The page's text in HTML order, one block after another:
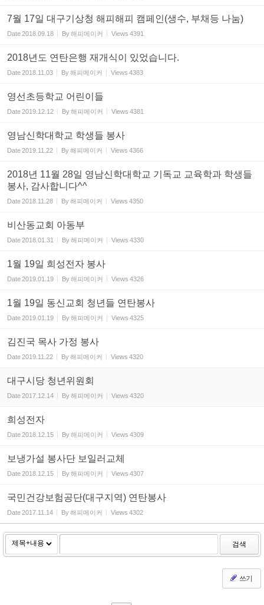
7월 17일 대구기상청 해피해피 캠페인(생수, 부채등 나눔)
Date2018.09.18 By해피메이커 Views 4391
2018년도 연탄은행 재개식이 있었습니다.
Date2018.11.03 By해피메이커 Views 4383
영선초등학교 어린이들
Date2019.12.12 By해피메이커 Views 4381
영남신학대학교 학생들 봉사
Date2019.11.22 By해피메이커 Views 4366
2018년 11월 28일 영남신학대학교 기독교 교육학과 학생들
봉사, 감사합니다^^
Date2018.11.28 By해피메이커 Views 4350
비산동교회 아동부
Date2018.01.31 By해피메이커 Views 4330
1월 19일 희성전자 봉사
Date2019.01.19 By해피메이커 Views 4326
1월 19일 동신교회 청년들 연탄봉사
Date2019.01.19 By해피메이커 Views 4325
김진국 목사 가정 봉사
Date2019.11.22 By해피메이커 Views 4320
대구시당 청년위원회
Date2017.12.14 By해피메이커 Views 4320
희성전자
Date2018.12.15 By해피메이커 Views 4309
보냉가설 봉사단 보일러교체
Date2018.12.15 By해피메이커 Views 4307
국민건강보험공단(대구지역) 연탄봉사
Date2017.11.14 By해피메이커 Views 4302
검색
쓰기